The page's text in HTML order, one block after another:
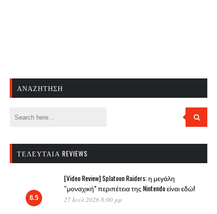
ΑΝΑΖΉΤΗΣΗ
ΤΕΛΕΥΤΑΊΑ REVIEWS
8.5
[Video Review] Splatoon Raiders: η μεγάλη
“μοναχική” περιπέτεια της Nintendo είναι εδώ!
27 Ιούλ 2026 8:00 μμ